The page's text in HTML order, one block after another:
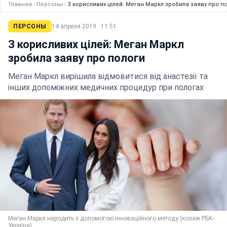
Главная › Персоны › З корисливих цілей: Меган Маркл зробила заяву про
ПЕРСОНЫ 14 апреля 2019 · 11:51
З корисливих цілей: Меган Маркл
зробила заяву про пологи
Меган Маркл вирішила відмовитися від анастезії та
інших допоміжних медичних процедур при пологах
Меган Маркл народить з допомогою інноваційного методу (колаж РБК-